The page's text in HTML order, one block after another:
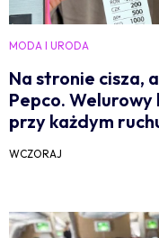
MODA I URODA
Na stronie cisza,
Pepco.
przy każdym
WCZORAJ